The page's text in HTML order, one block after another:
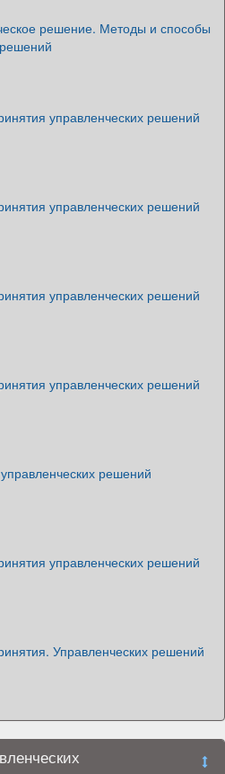
решение. Методы и способы
управленческих решений
управленческих решений
управленческих решений
управленческих решений
решений
управленческих решений
Управленческих решений